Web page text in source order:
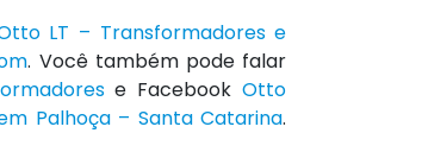
LT – Transformadores e
. Você também pode falar
e FacebookOtto
Palhoça – Santa Catarina.